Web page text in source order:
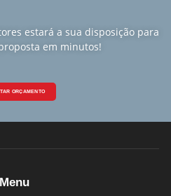
estará a sua disposição para
em minutos!
ORÇAMENTO
Menu